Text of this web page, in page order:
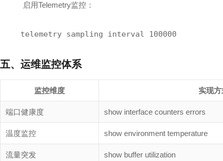
启用Telemetry监控：
telemetry sampling interval 100000
五、运维监控体系
监控维度 实现方
端口健康度 show interface counters errors
温度监控 show environment temperature
流量突发 show buffer utilization